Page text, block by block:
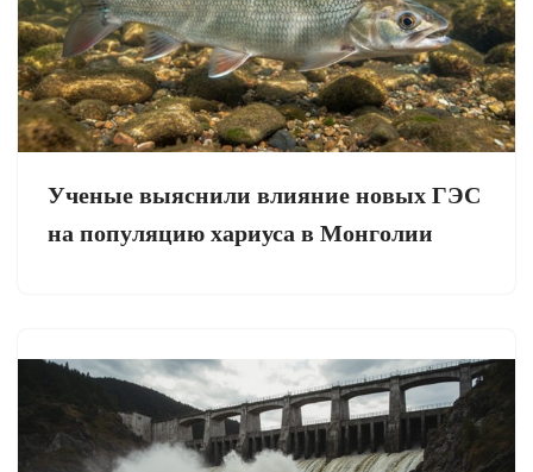
Ученые выяснили влияние новых ГЭС
на популяцию хариуса в Монголии